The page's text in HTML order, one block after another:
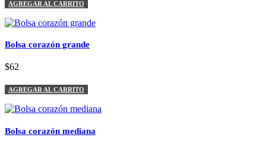
AGREGAR AL CARRITO
Bolsa corazón grande
$62
AGREGAR AL CARRITO
Bolsa corazón mediana